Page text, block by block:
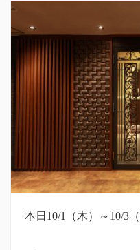
本日10/1（木）～10/3